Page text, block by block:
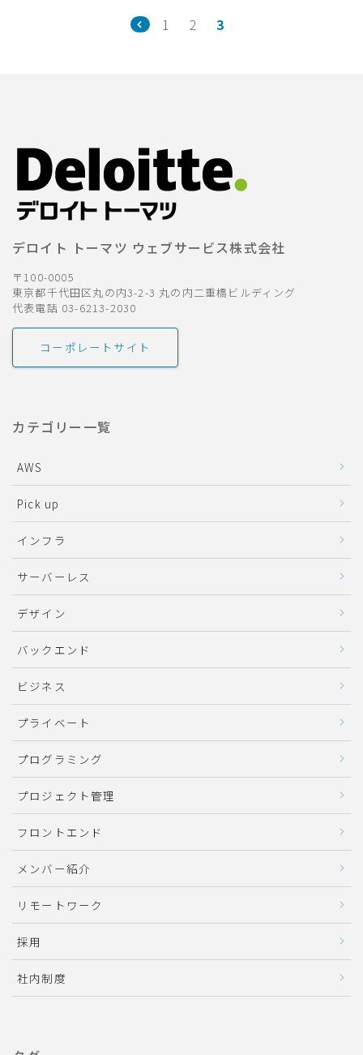
1 2 3
デロイト トーマツ ウェブサービス株式会社
〒100-0005
東京都千代田区丸の内3-2-3 丸の内二重橋ビルディング
代表電話 03-6213-2030
コーポレートサイト
カテゴリー一覧
AWS
Pick up
インフラ
サーバーレス
デザイン
バックエンド
ビジネス
プライベート
プログラミング
プロジェクト管理
フロントエンド
メンバー紹介
リモートワーク
採用
社内制度